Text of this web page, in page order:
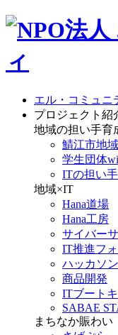
エル・コミュニ
プロジェクト紹
地域の担い手育
鯖江市地
学生団体
ITの担い
地域×IT
Hana道場
Hana工房
サイバー
IT推進フ
ハッカソ
商品開発
ITブート
SABAE
まちなか賑わい